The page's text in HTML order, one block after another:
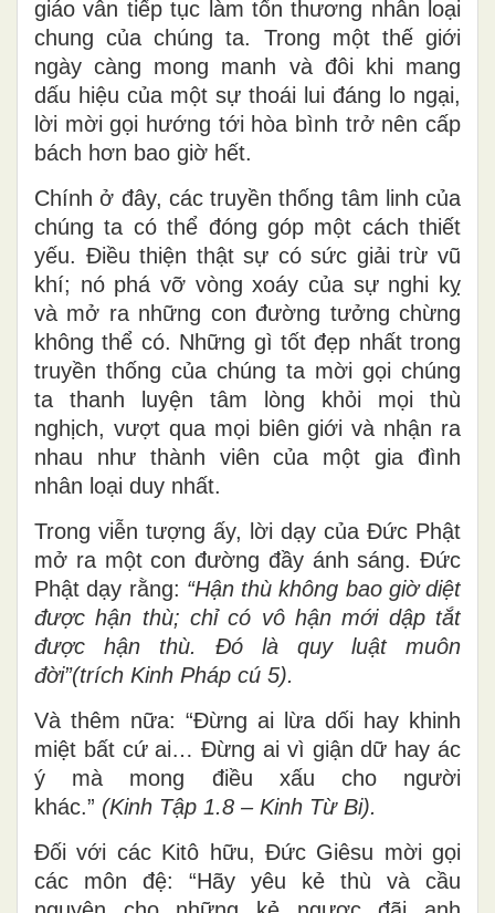
giáo vẫn tiếp tục làm tổn thương nhân loại
chung của chúng ta. Trong một thế giới
ngày càng mong manh và đôi khi mang
dấu hiệu của một sự thoái lui đáng lo ngại,
lời mời gọi hướng tới hòa bình trở nên cấp
bách hơn bao giờ hết.
Chính ở đây, các truyền thống tâm linh của
chúng ta có thể đóng góp một cách thiết
yếu. Điều thiện thật sự có sức giải trừ vũ
khí; nó phá vỡ vòng xoáy của sự nghi kỵ
và mở ra những con đường tưởng chừng
không thể có. Những gì tốt đẹp nhất trong
truyền thống của chúng ta mời gọi chúng
ta thanh luyện tâm lòng khỏi mọi thù
nghịch, vượt qua mọi biên giới và nhận ra
nhau như thành viên của một gia đình
nhân loại duy nhất.
Trong viễn tượng ấy, lời dạy của Đức Phật
mở ra một con đường đầy ánh sáng. Đức
Phật dạy rằng: “Hận thù không bao giờ diệt
được hận thù; chỉ có vô hận mới dập tắt
được hận thù. Đó là quy luật muôn
đời”(trích Kinh Pháp cú 5).
Và thêm nữa: “Đừng ai lừa dối hay khinh
miệt bất cứ ai… Đừng ai vì giận dữ hay ác
ý mà mong điều xấu cho người
khác.” (Kinh Tập 1.8 – Kinh Từ Bi).
Đối với các Kitô hữu, Đức Giêsu mời gọi
các môn đệ: “Hãy yêu kẻ thù và cầu